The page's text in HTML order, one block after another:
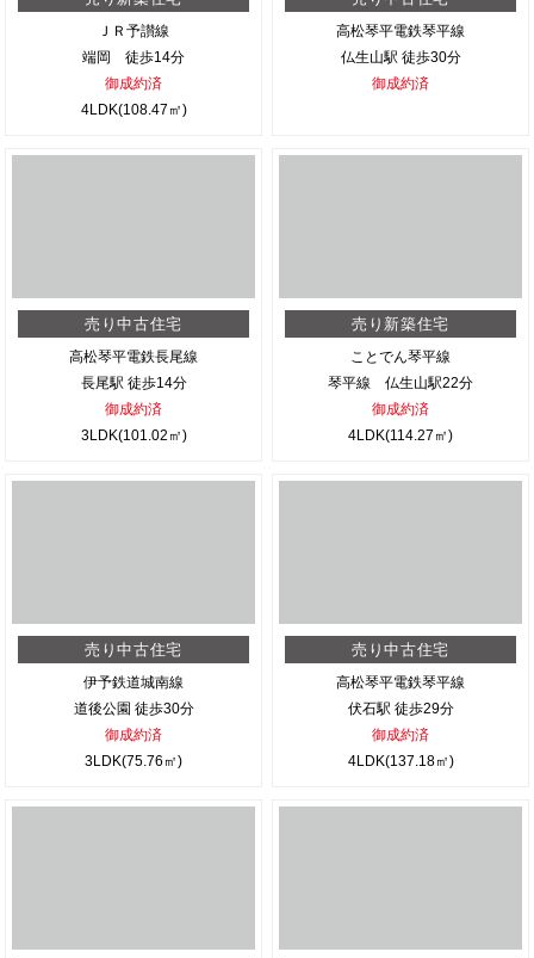
ＪＲ予讃線
端岡 徒歩14分
御成約済
4LDK(108.47㎡)
高松琴平電鉄琴平線
仏生山駅 徒歩30分
御成約済
売り中古住宅
高松琴平電鉄長尾線
長尾駅 徒歩14分
御成約済
3LDK(101.02㎡)
売り新築住宅
ことでん琴平線
琴平線 仏生山駅22分
御成約済
4LDK(114.27㎡)
売り中古住宅
伊予鉄道城南線
道後公園 徒歩30分
御成約済
3LDK(75.76㎡)
売り中古住宅
高松琴平電鉄琴平線
伏石駅 徒歩29分
御成約済
4LDK(137.18㎡)